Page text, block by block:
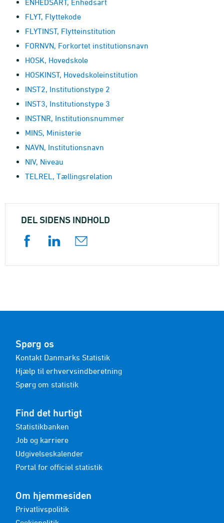
ENHEDSART, Enhedsart
FLYT, Flyttekode
FLYTINST, Flytteinstitution
FORNVN, Forkortet institutionsnavn
HOSK, Hovedskole
HOSKINST, Hovedskoleinstitution
INST2, Institutionstype 2
INST3, Institutionstype 3
INSTNR, Institutionsnummer
MINS, Ministerie
NAVN, Institutionsnavn
NIV, Niveau
TELREL, Tællingsrelation
DEL SIDENS INDHOLD
Spørg os
Kontakt Danmarks Statistik
Hjælp til erhvervsindberetning
Spørg om statistik
Find det hurtigt
Statistikbanken
Job og karriere
Udgivelseskalender
Portal for officiel statistik
Om hjemmesiden
Privatlivspolitik